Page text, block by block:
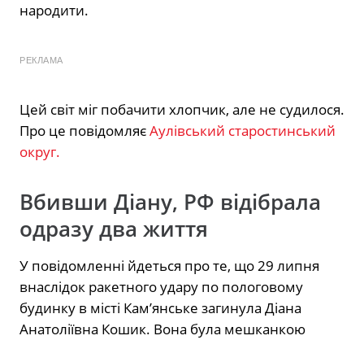
народити.
РЕКЛАМА
Цей світ міг побачити хлопчик, але не судилося.
Про це повідомляєАулівський cтаростинський
округ.
Вбивши Діану, РФ відібрала
одразу два життя
У повідомленні йдеться про те, що 29 липня
внаслідок ракетного удару по пологовому
будинку в місті Кам’янське загинула Діана
Анатоліївна Кошик. Вона була мешканкою